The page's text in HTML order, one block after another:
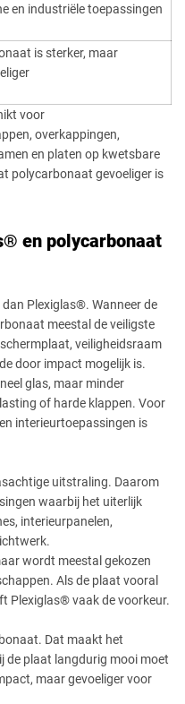
en industriële toepassingen
is sterker, maar
voor
overkappingen,
en platen op kwetsbare
polycarbonaat gevoeliger is
en polycarbonaat
Plexiglas®. Wanneer de
meestal de veiligste
veiligheidsraam
door impact mogelijk is.
glas, maar minder
of harde klappen. Voor
interieurtoepassingen is
uitstraling. Daarom
waarbij het uiterlijk
interieurpanelen,
wordt meestal gekozen
Als de plaat vooral
Plexiglas® vaak de voorkeur.
Dat maakt het
de plaat langdurig mooi moet
maar gevoeliger voor